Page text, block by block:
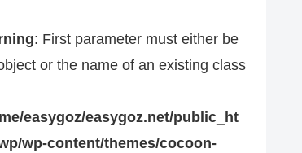
: First parameter must either be
or the name of an existing class
easygoz/easygoz.net/public_ht
wp-content/themes/cocoon-